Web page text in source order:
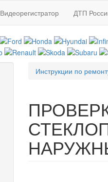
Видеорегистратор ДТП
Вы здесь
Инструкции по